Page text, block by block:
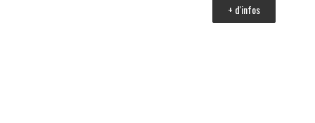
+ d'infos